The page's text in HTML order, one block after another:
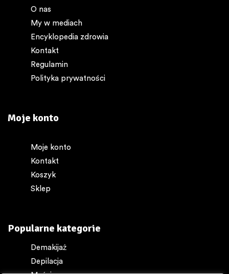
O nas
My w mediach
Encyklopedia zdrowia
Kontakt
Regulamin
Polityka prywatności
Moje konto
Moje konto
Kontakt
Koszyk
Sklep
Popularne kategorie
Demakijaż
Depilacja